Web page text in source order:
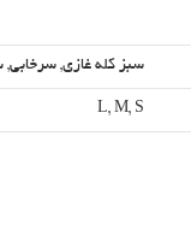
سبز کله غازی, سرخابی,
L, M, S